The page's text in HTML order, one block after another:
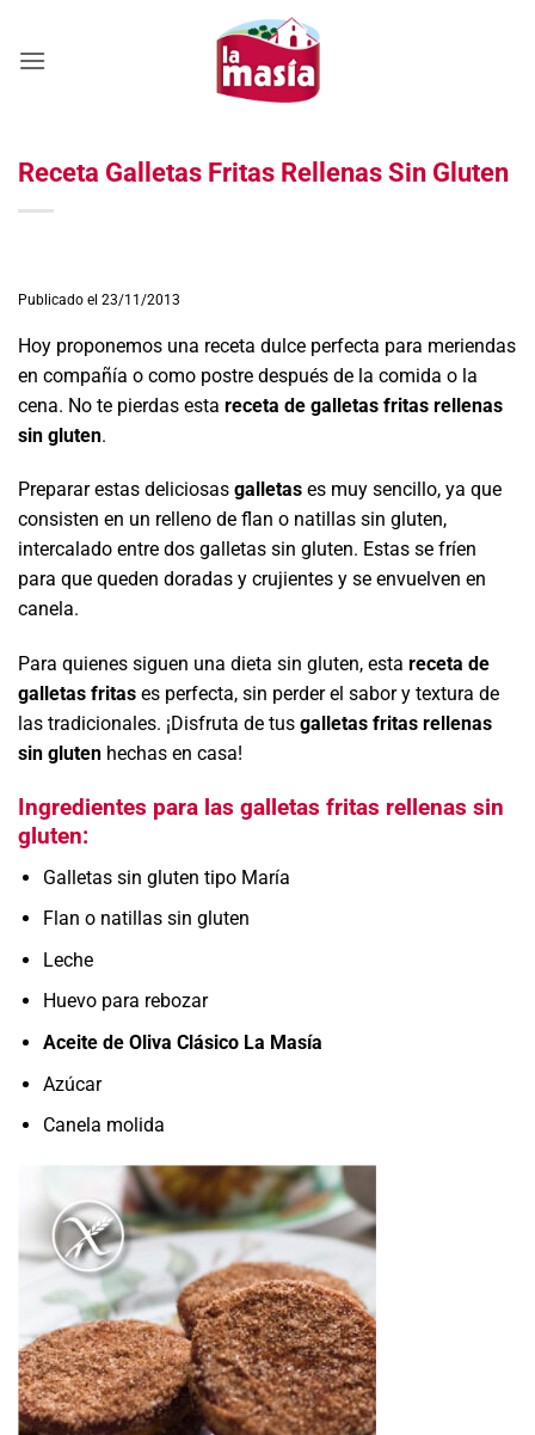
contenido
Receta Galletas Fritas Rellenas Sin Gluten
Publicado el 23/11/2013
Hoy proponemos una receta dulce perfecta para meriendas
en compañía o como postre después de la comida o la
cena. No te pierdas esta receta de galletas fritas rellenas
sin gluten.
Preparar estas deliciosas galletas es muy sencillo, ya que
consisten en un relleno de flan o natillas sin gluten,
intercalado entre dos galletas sin gluten. Estas se fríen
para que queden doradas y crujientes y se envuelven en
canela.
Para quienes siguen una dieta sin gluten, esta receta de
galletas fritas es perfecta, sin perder el sabor y textura de
las tradicionales. ¡Disfruta de tus galletas fritas rellenas
sin gluten hechas en casa!
Ingredientes para las galletas fritas rellenas sin
gluten:
Galletas sin gluten tipo María
Flan o natillas sin gluten
Leche
Huevo para rebozar
Aceite de Oliva Clásico La Masía
Azúcar
Canela molida